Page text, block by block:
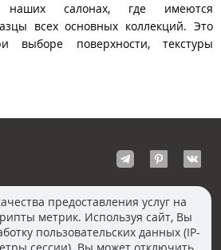
салонах, где имеются
всех основных коллекций. Это
выборе поверхности, текстуры
Волгоград
предоставления услуг на
метрик. Используя сайт, Вы
пользовательских данных (IP-
сессии). Вы может отключить